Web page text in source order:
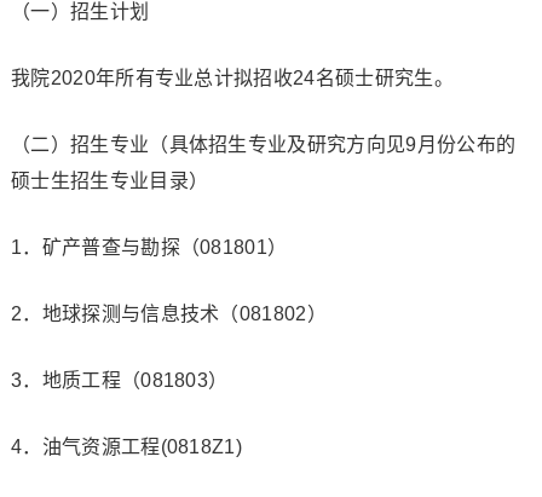
（一）招生计划
我院2020年所有专业总计拟招收24名硕士研究生。
（二）招生专业（具体招生专业及研究方向见9月份公布的
硕士生招生专业目录）
1．矿产普查与勘探（081801）
2．地球探测与信息技术（081802）
3．地质工程（081803）
4．油气资源工程(0818Z1)